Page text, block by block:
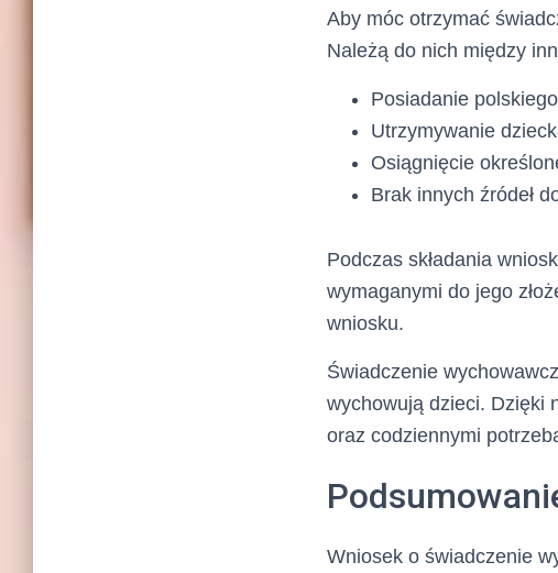
Aby móc otrzymać
Należą do nich między
Posiadanie
Utrzymywanie
Osiągnięcie
Brak innych źródeł
Podczas składania
wymaganymi do jego
wniosku.
Świadczenie
wychowują dzieci. Dzięki
oraz codziennymi
Wniosek o świadczenie